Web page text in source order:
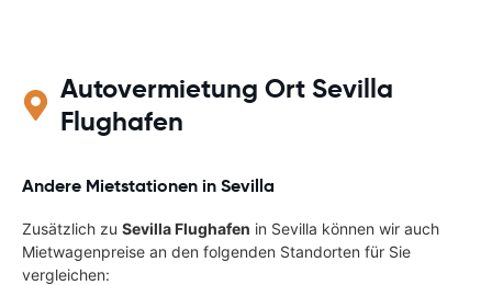
Autovermietung Ort Sevilla
Flughafen
Andere Mietstationen in Sevilla
Zusätzlich zu Sevilla Flughafen in Sevilla können wir auch
Mietwagenpreise an den folgenden Standorten für Sie
vergleichen: